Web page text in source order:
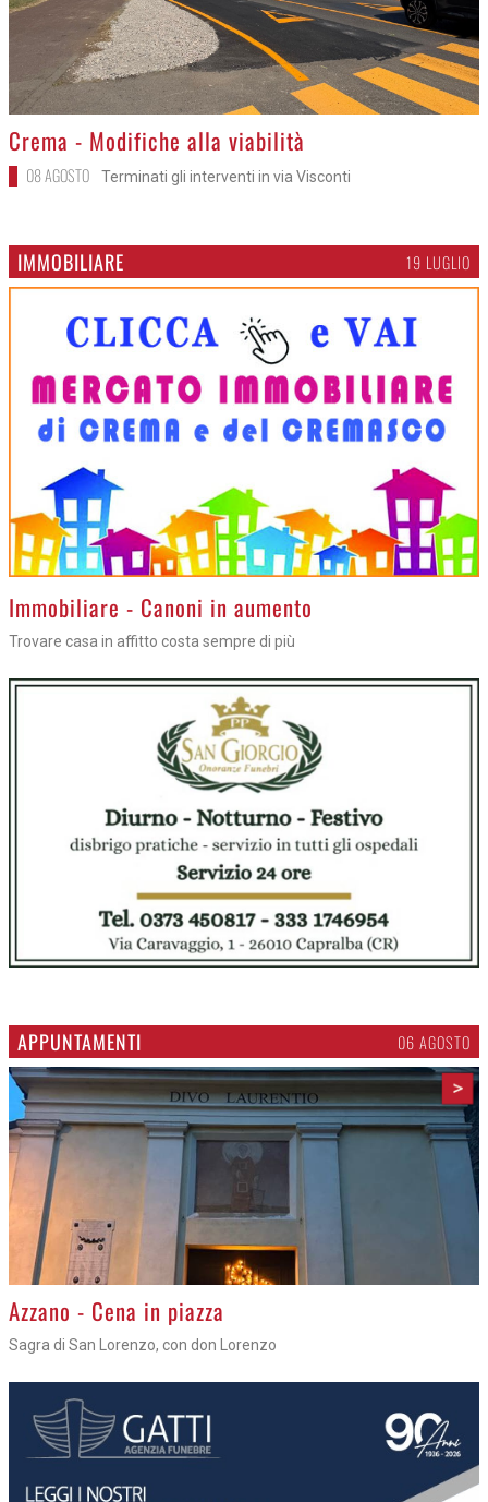
>
Crema - Modifiche alla viabilità
08 AGOSTO Terminati gli interventi in via Visconti
IMMOBILIARE 19 LUGLIO
>Immobiliare - Canoni in aumento
Trovare casa in affitto costa sempre di più
APPUNTAMENTI 06 AGOSTO
>
Azzano - Cena in piazza
Sagra di San Lorenzo, con don Lorenzo